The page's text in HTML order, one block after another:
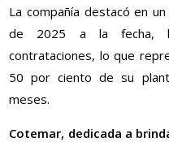
La compañía destacó en
de 2025 a la fecha,
contrataciones, lo que
50 por ciento de su
meses.
Cotemar, dedicada a